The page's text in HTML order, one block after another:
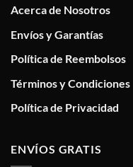
Acerca de Nosotros
Envíos y Garantías
Política de Reembolsos
Términos y Condiciones
Política de Privacidad
ENVÍOS GRATIS